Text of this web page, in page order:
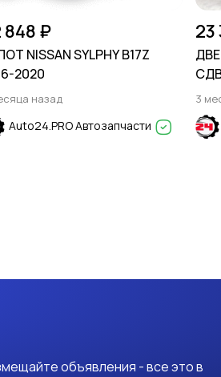
848 ₽
NISSAN SYLPHY B17Z
2020
назад
Auto24.PRO Автозапчасти
23
3
объявления - все это в